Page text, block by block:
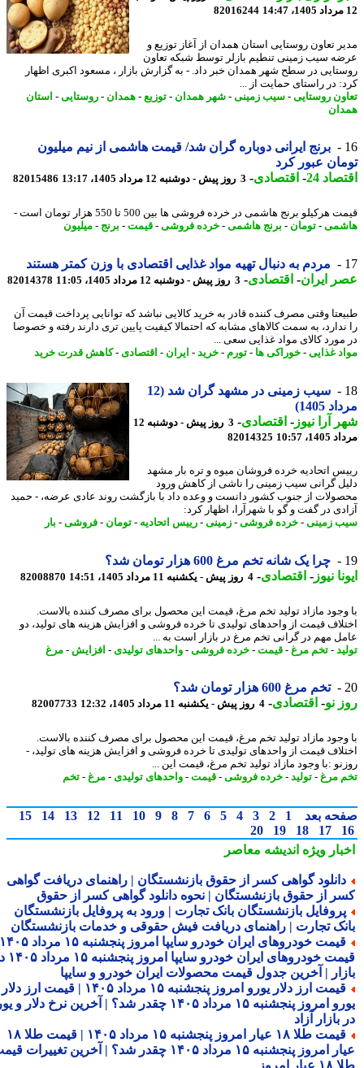
82016244
تعاون روستایی استان همدان از آغاز توزیع و
سیب زمینی تنطیم بازلر توسط شبکه تعاون
در سطح شهر همدان خبر داد. - به گزارش بازار ، مسعود اکبری اظهار
در راستای حمایت از ...
روستایی-سیب زمینی-شهر همدان- توزیع- همدان- روستایی-استان
برنج ایرانی دوباره گران شد/ قیمت هاشمی از نیم میلیون
عبور کرد
24
-اقتصادی-3 روز پیش - دوشنبه 12 مرداد 1405، 13:17 82015486
هرکیلو برنج هاشمی در خرده فروشی ها بین 500 تا 550 هزار تومان است -
-تومان-برنج هاشمی-خرده فروشی-قیمت-برنج - میلیون
مردم به دنبال تهیه مواد غذایی اقتصادی با وزن کمتر هستند
ایران- اقتصادی-3 روز پیش - دوشنبه 12 مرداد 1405، 11:05 82014378
وقتی مصرف کننده قادر به خرید کالایی نباشد که توانایی پرداخت قیمت آن
به سمت کالاهای مشابه که احتمالا کیفیت پایین تری دارند رفته و خصوصا
کالای مواد غذایی سعی ...
غذایی- خوراکی ها- تورم-خرید- ایران - اقتصادی-کاهش قدرت خرید
سیب زمینی در مشهد گران شد (12
1405)
آرا نیوز-اقتصادی-
3 روز پیش - دوشنبه 12
10:57
82014325
اتحادیه خرده فروشان میوه و تره بار مشهد
گرانی سیب زمینی را ناشی از کاهش ورود
از جنوب کشور دانست و وعده داد با بازگشت روند عادی عرضه، - حمید
در گفت و گو با شهرآرا، اظهار کرد:
زمینی-خرده فروشی-زمینی-رییس اتحادیه-تومان-فروشی-بار
چرا یک شانه تخم مرغ 600 هزار تومان شد؟
نیوز-اقتصادی-4 روز پیش - یکشنبه 11 مرداد 1405، 14:51 82008870
مازاد تولید تخم مرغ، قیمت این محصول برای مصرف کننده بالاست.
قیمت از واحدهای تولیدی تا خرده فروشی و افزایش هزینه های تولید، دو
مهم در گرانی تخم مرغ در بازار است به ...
-تخم مرغ -قیمت-خرده فروشی-واحدهای تولیدی-افزایش -مرغ
تخم مرغ 600 هزار تومان شد؟
نو- اقتصادی-4 روز پیش - یکشنبه 11 مرداد 1405، 12:32 82007733
مازاد تولید تخم مرغ، قیمت این محصول برای مصرف کننده بالاست.
قیمت از واحدهای تولیدی تا خرده فروشی و افزایش هزینه های تولید، -
:با وجود مازاد تولید تخم مرغ، قیمت این ...
مرغ -تولید-خرده فروشی-قیمت-واحدهای تولیدی-مرغ -تخم
بعد 1
2
3
4
5
6
7
8
9
10
11
12
13
14
15
17
18
19
20
ویژهاندیشه معاصر
گواهی کسر از حقوق بازنشستگان | راهنمای دریافت گواهی
از حقوق بازنشستگان | نحوه دانلود گواهی کسر از حقوق
بازنشستگان بانک تجارت | ورود به پروفایل بازنشستگان
تجارت | راهنمای دریافت فیش حقوقی و خدمات بازنشستگان
قیمت خودروهای ایران خودرو سایپا امروز پنجشنبه ۱۵ مرداد ۱۴۰۵ |
قیمت خودروهای ایران خودرو سایپا امروز پنجشنبه ۱۵ مرداد ۱۴۰۵ در
| آخرین جدول قیمت محصولات ایران خودرو و سایپا
قیمت ارز دلار یورو امروز پنجشنبه ۱۵ مرداد ۱۴۰۵ | قیمت ارز دلار
یورو امروز پنجشنبه ۱۵ مرداد ۱۴۰۵ چقدر شد؟ | آخرین نرخ دلار و یورو
آزاد
قیمت طلا ۱۸ عیار امروز پنجشنبه ۱۵ مرداد ۱۴۰۵ | قیمت طلا ۱۸
عیار امروز پنجشنبه ۱۵ مرداد ۱۴۰۵ چقدر شد؟ | آخرین تغییرات قیمت